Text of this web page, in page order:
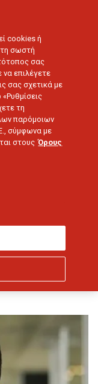
ΤΟ
cookies ή
τη σωστή
σας
επιλέγετε
σας σχετικά με
τη
παρόμοιων
σύμφωνα με
στους Όρους